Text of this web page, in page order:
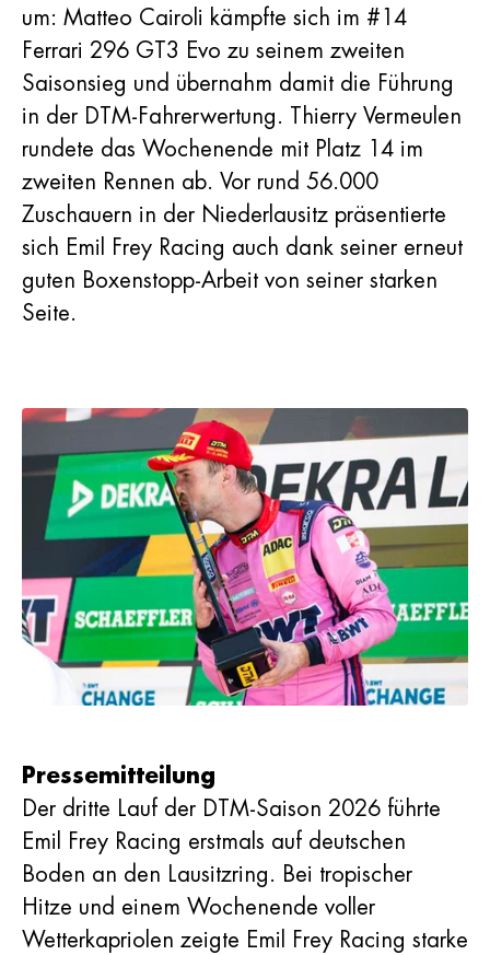
um: Matteo Cairoli kämpfte sich im #14
Ferrari 296 GT3 Evo zu seinem zweiten
Saisonsieg und übernahm damit die Führung
in der DTM-Fahrerwertung. Thierry Vermeulen
rundete das Wochenende mit Platz 14 im
zweiten Rennen ab. Vor rund 56.000
Zuschauern in der Niederlausitz präsentierte
sich Emil Frey Racing auch dank seiner erneut
guten Boxenstopp-Arbeit von seiner starken
Seite.
Pressemitteilung
Der dritte Lauf der DTM-Saison 2026 führte
Emil Frey Racing erstmals auf deutschen
Boden an den Lausitzring. Bei tropischer
Hitze und einem Wochenende voller
Wetterkapriolen zeigte Emil Frey Racing starke